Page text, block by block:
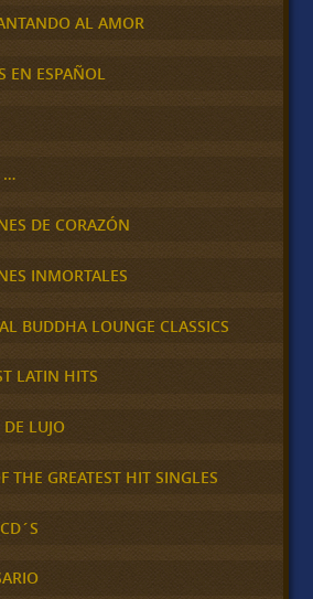
AL AMOR
EN ESPAÑOL
…
DE CORAZÓN
INMORTALES
BUDDHA LOUNGE CLASSICS
LATIN HITS
LUJO
THE GREATEST HIT SINGLES